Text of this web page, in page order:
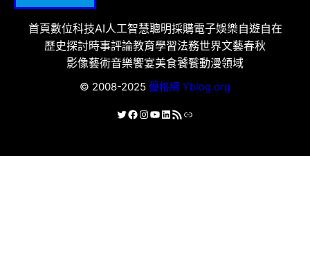
首頁數位科技AI人工智慧聰明採購電子娛樂自遊自在
歷史探討時事評論教育學習法務世界文藝春秋
影像藝術音樂饗宴美食饕餮動漫領域
© 2008-2025 優格網 Yblog.org
X Facebook
Instagram
YouTube
LinkedIn
RSS 資訊提供連結